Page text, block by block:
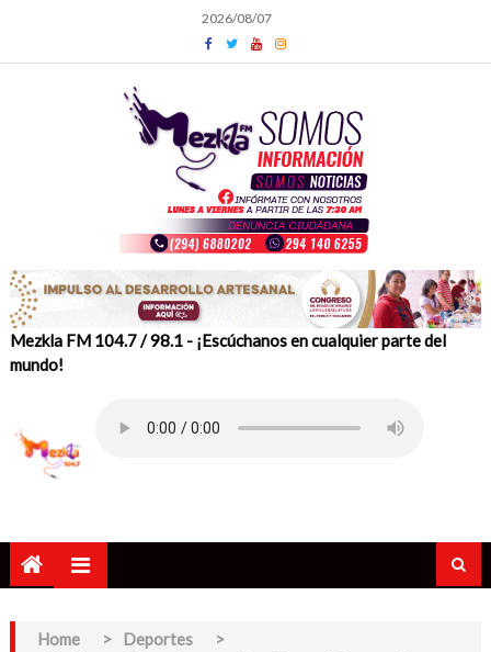
content
2026/08/07
Mezkla FM 104.7 / 98.1 - ¡Escúchanos en cualquier parte del
mundo!
Home > Deportes
>